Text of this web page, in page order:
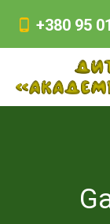
+380 95